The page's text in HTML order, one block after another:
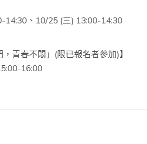
14:30、10/25 (三) 13:00-14:30
青春不悶」(限已報名者參加)】
16:00